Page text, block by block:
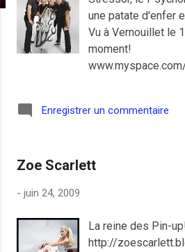
une patate d'enfer
Vu à Vernouillet le
moment!
Enregistrer un commentaire
Zoe Scarlett
- juin 24, 2009
La reine des Pin-
http://